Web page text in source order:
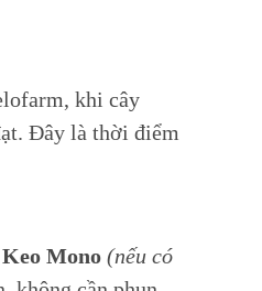
khi cây
Đây là thời điểm
Keo Mono (nếu có